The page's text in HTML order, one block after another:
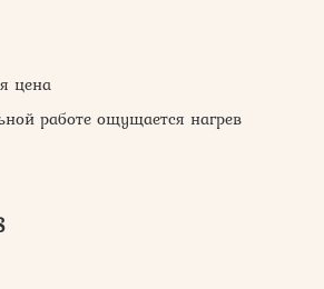
цена
работе ощущается нагрев